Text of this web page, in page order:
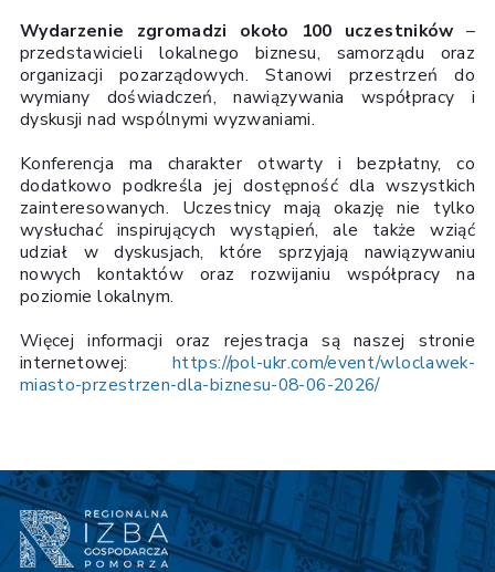
Wydarzenie zgromadzi około 100 uczestników –
przedstawicieli lokalnego biznesu, samorządu oraz
organizacji pozarządowych. Stanowi przestrzeń do
wymiany doświadczeń, nawiązywania współpracy i
dyskusji nad wspólnymi wyzwaniami.
Konferencja ma charakter otwarty i bezpłatny, co
dodatkowo podkreśla jej dostępność dla wszystkich
zainteresowanych. Uczestnicy mają okazję nie tylko
wysłuchać inspirujących wystąpień, ale także wziąć
udział w dyskusjach, które sprzyjają nawiązywaniu
nowych kontaktów oraz rozwijaniu współpracy na
poziomie lokalnym.
Więcej informacji oraz rejestracja są naszej stronie
internetowej:https://pol-ukr.com/event/wloclawek-
miasto-przestrzen-dla-biznesu-08-06-2026/